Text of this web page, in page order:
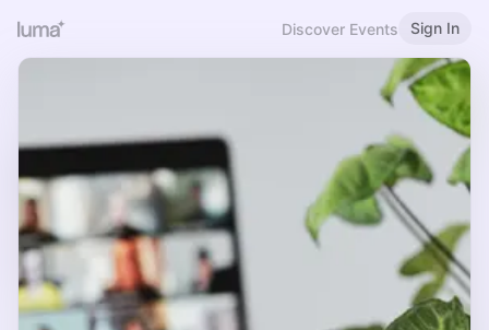
Discover Events Sign In